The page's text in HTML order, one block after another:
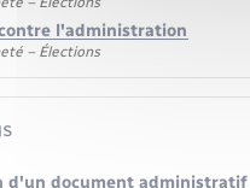
l'administration
– Élections
d'un document administratif